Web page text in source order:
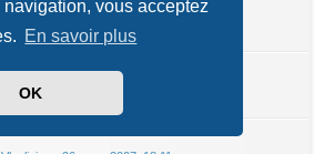
vous acceptez
En savoir plus
OK
Vindel«